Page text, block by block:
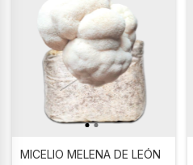
MICELIO MELENA DE LEÓN